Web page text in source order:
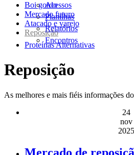
Acessos
Planilhas
Relatórios
Encontros
Boi gordo
Mercado futuro
Atacado e varejo
Reposição
Proteínas Alternativas
Reposição
As melhores e mais fiéis informações
24
nov
2025
Mercado de